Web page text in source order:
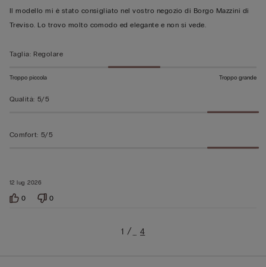
su
5
12 lug 2026
Il modello mi è stato consigliato nel vostro negozio di Borgo Mazzini di
Treviso. Lo trovo molto comodo ed elegante e non si vede.
Taglia: Regolare
Troppo piccola Troppo grande
Qualità: 5/5
Comfort: 5/5
0 0
1 … 4